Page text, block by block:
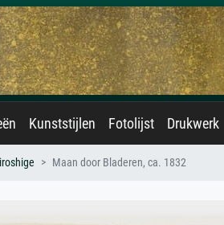
Kunststijlen Fotolijst Drukwerk
Maan door Bladeren, ca. 1832